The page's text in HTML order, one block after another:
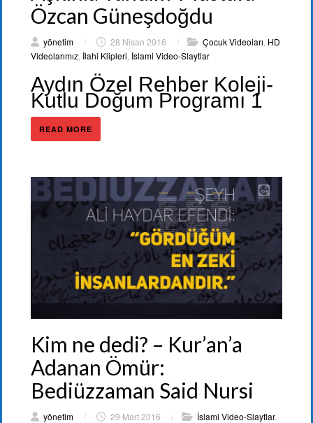
Özcan Güneşdoğdu
yönetim / 28 Nisan 2016 / Çocuk Videoları, HD
Videolarımız, İlahi Klipleri, İslami Video-Slaytlar
Aydın Özel Rehber Koleji-
Kutlu Doğum Programı 1
READ MORE
Kim ne dedi? – Kur’an’a
Adanan Ömür:
Bediüzzaman Said Nursi
yönetim / 29 Mart 2016 / İslami Video-Slaytlar,